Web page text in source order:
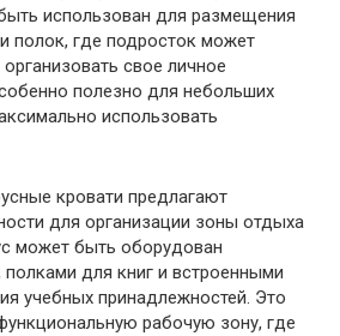
использован для размещения
полок, где подросток может
свое личное
полезно для небольших
использовать
кровати предлагают
для организации зоны отдыха
может быть оборудован
для книг и встроенными
учебных принадлежностей. Это
рабочую зону, где